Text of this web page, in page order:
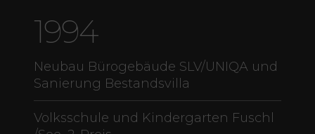
1994
Neubau Bürogebäude SLV/UNIQA und
Sanierung Bestandsvilla
Volksschule und Kindergarten Fuschl